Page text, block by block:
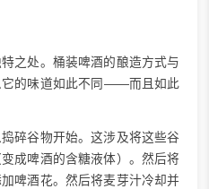
之处。桶装啤酒的酿造方式与
它的味道如此不同——而且如此
碎谷物开始。这涉及将这些谷
成啤酒的含糖液体）。然后将
啤酒花。然后将麦芽汁冷却并